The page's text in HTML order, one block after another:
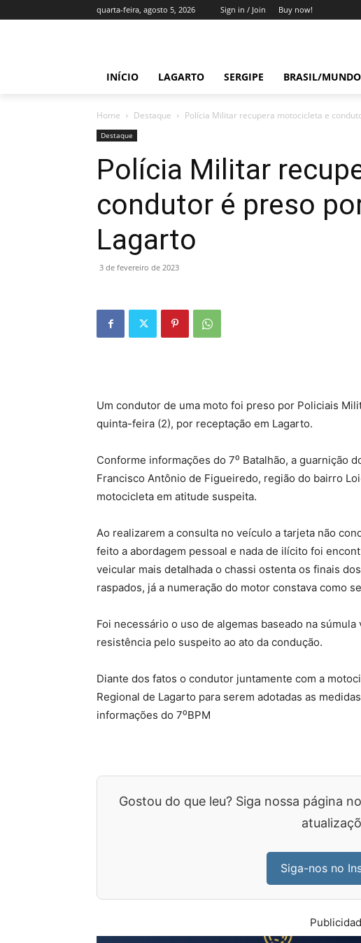
quarta-feira, agosto 5, 2026 Sign in / Join Buy now!
INÍCIO LAGARTO SERGIPE BRASIL/MUNDO
Home Destaque Polícia Militar recupera motocicleta e
Destaque
Polícia Militar
condutor é preso
Lagarto
3 de fevereiro de 2023
Um condutor de uma moto foi preso por Policiais
quinta-feira (2), por receptação em Lagarto.
Conforme informações do 7⁰ Batalhão, a guarnição
Francisco Antônio de Figueiredo, região do bairro
motocicleta em atitude suspeita.
Ao realizarem a consulta no veículo a tarjeta não
feito a abordagem pessoal e nada de ilícito foi
veicular mais detalhada o chassi ostenta os finais
raspados, já a numeração do motor constava como
Foi necessário o uso de algemas baseado na
resistência pelo suspeito ao ato da condução.
Diante dos fatos o condutor juntamente com a
Regional de Lagarto para serem adotadas as
informações do 7⁰BPM
Gostou do que leu? Siga nossa página
Siga-nos no